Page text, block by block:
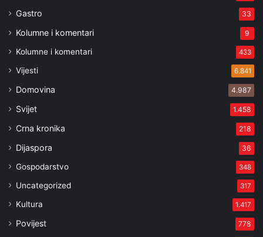
Gastro 33
Kolumne i komentari 9
Kolumne i komentari 433
Vijesti 6.841
Domovina 4.987
Svijet 1.458
Crna kronika 218
Dijaspora 36
Gospodarstvo 348
Uncategorized 317
Kultura 1.417
Povijest 778